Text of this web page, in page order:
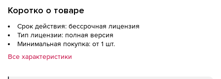
Коротко о товаре
Срок действия: бессрочная лицензия
Тип лицензии: полная версия
Минимальная покупка: от 1 шт.
Все характеристики